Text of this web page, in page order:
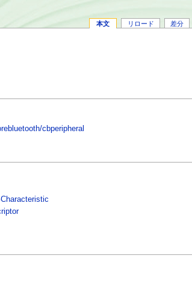
本文 リロード 差分
cbperipheral